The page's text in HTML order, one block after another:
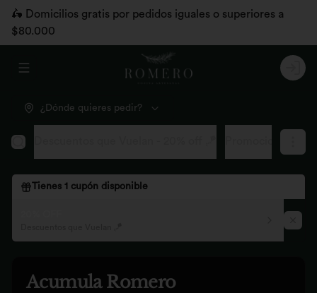
🛵 Domicilios gratis por pedidos iguales o superiores a
$80.000
Abrir menu de navegación Login
¿Dónde quieres pedir?
Tienes 1 cupón disponible
Acumula Romero